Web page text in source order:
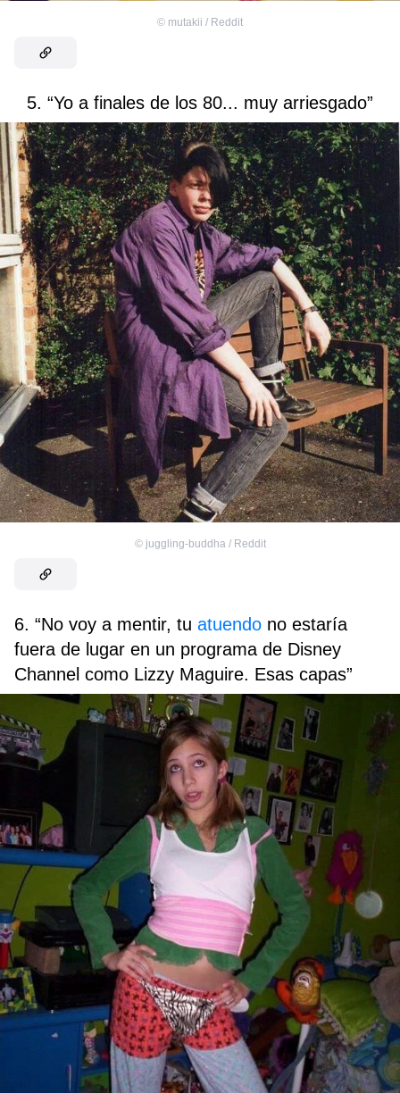
© mutakii / Reddit
5. “Yo a finales de los 80... muy arriesgado”
© juggling-buddha / Reddit
6. “No voy a mentir, tu atuendo no estaría
fuera de lugar en un programa de Disney
Channel como Lizzy Maguire. Esas capas”